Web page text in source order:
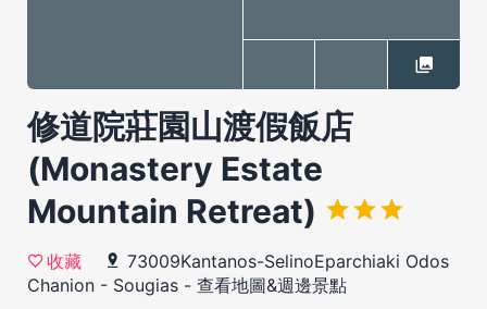
修道院莊園山渡假飯店
(Monastery Estate
Mountain Retreat)
收藏
73009Kantanos-SelinoEparchiaki Odos
Chanion - Sougias - 查看地圖&週邊景點